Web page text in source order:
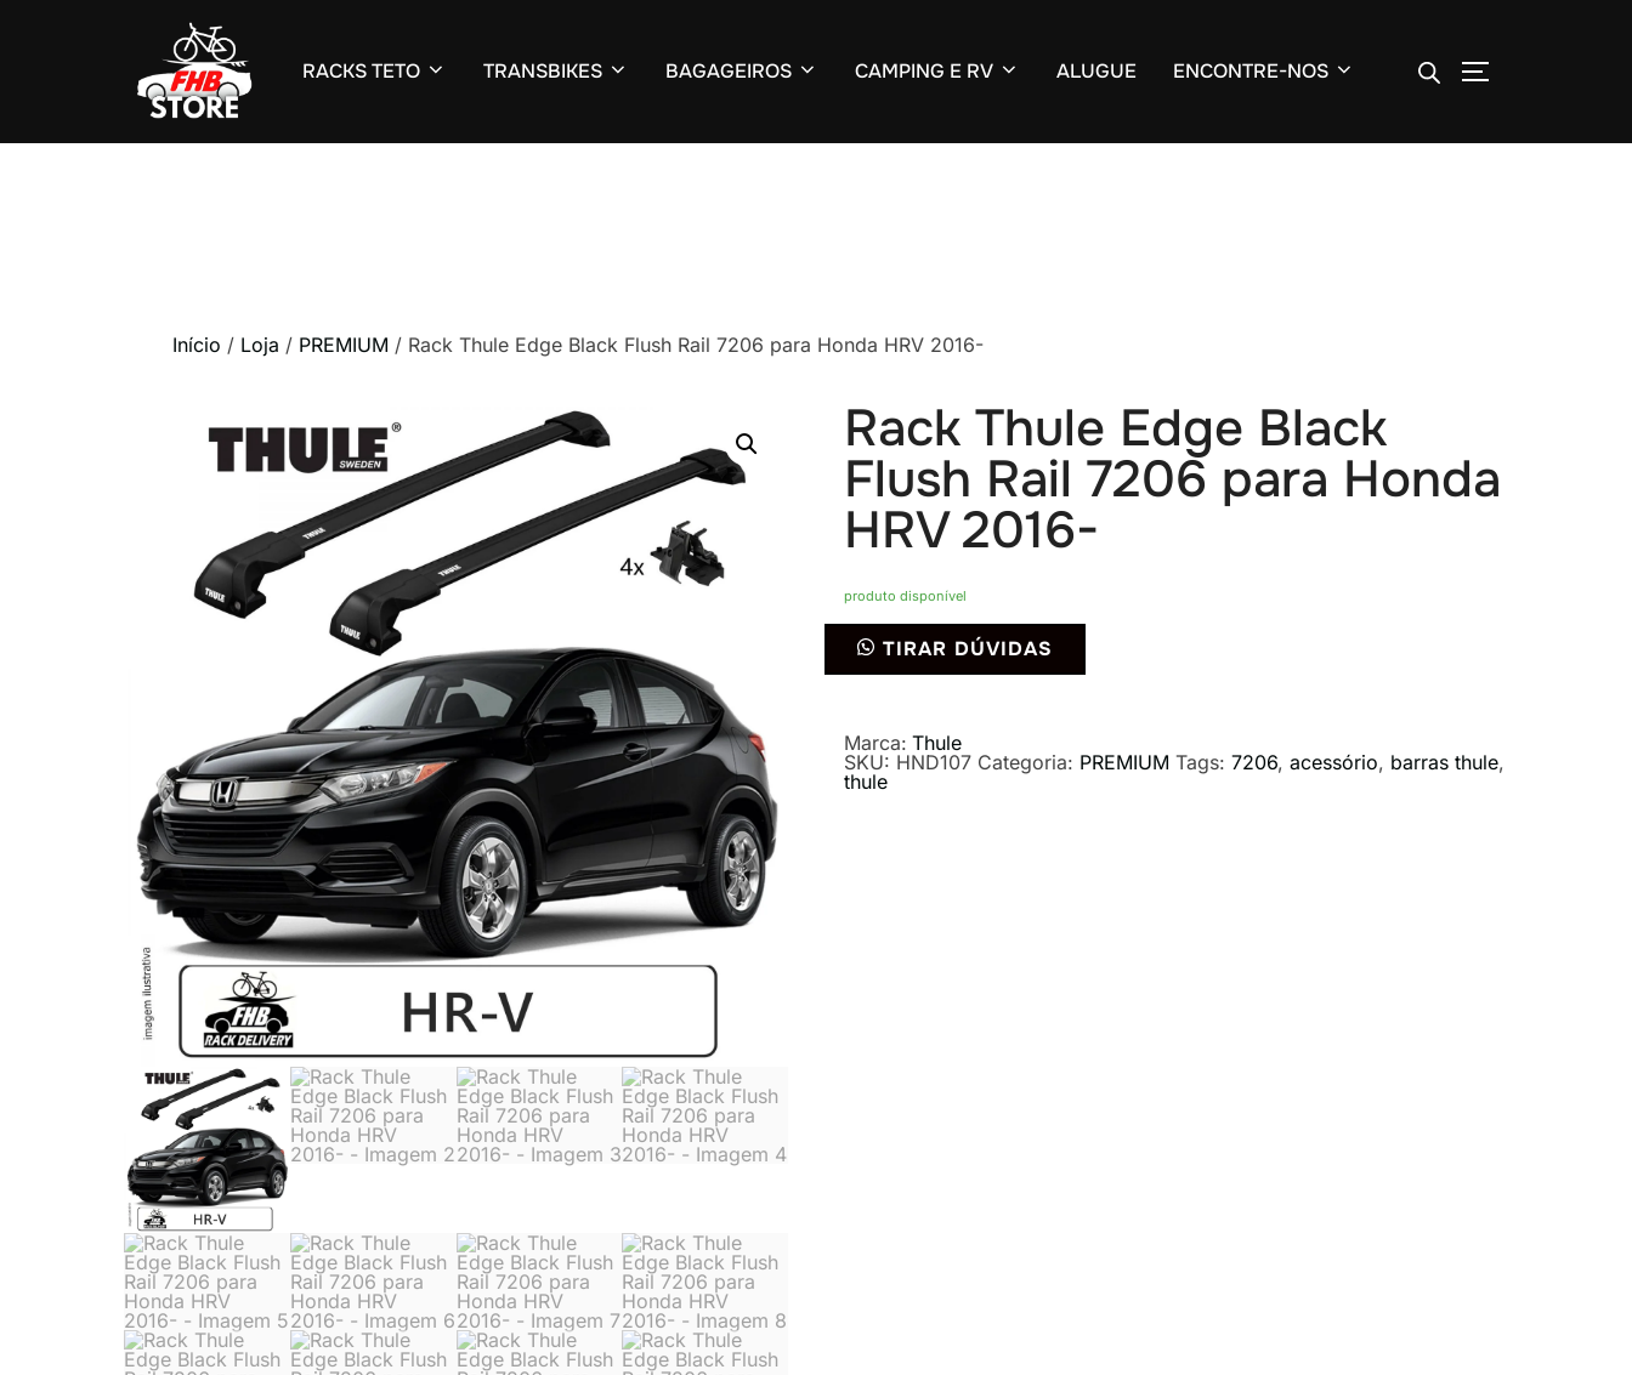
RACKS TETO TRANSBIKES BAGAGEIROS CAMPING E RV ALUGUE ENCONTRE-NOS ALTERNAR
Pular
Início / Loja / PREMIUM / Rack Thule Edge Black Flush Rail 7206 para Honda HRV 2016-
Rack Thule Edge Black
Flush Rail 7206 para Honda
HRV 2016-
produto disponível
Rack
Thule
Edge
7206
para
Honda
TIRAR DÚVIDAS
Marca: Thule
SKU: HND107 Categoria: PREMIUM Tags: 7206, acessório, barras thule,
thule